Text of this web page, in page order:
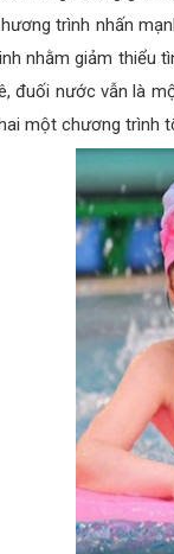
trình nhấn
nhằm giảm thiểu
đuối nước vẫn là
một chương trình